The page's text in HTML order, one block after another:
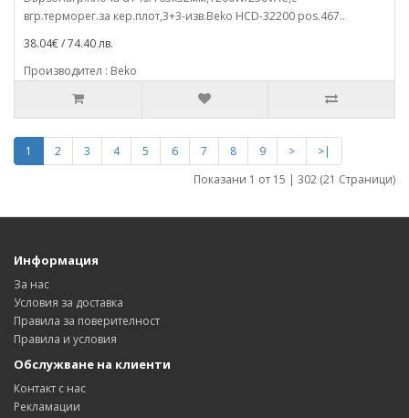
вгр.терморег.за кер.плот,3+3-изв.Beko HCD-32200 pos.467..
38.04€ / 74.40 лв.
Производител : Beko
1 2 3 4 5 6 7 8 9 >
>|
Показани 1 от 15 | 302 (21 Страници)
Информация
За нас
Условия за доставка
Правила за поверителност
Правила и условия
Обслужване на клиенти
Контакт с нас
Рекламации